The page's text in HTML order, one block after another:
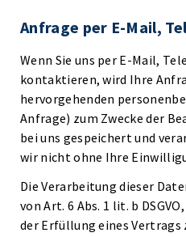
Anfrage per E-Mail,
Wenn Sie uns per E-Mail,
kontaktieren, wird Ihre
hervorgehenden
Anfrage) zum Zwecke der
bei uns gespeichert und
wir nicht ohne Ihre
Die Verarbeitung dieser
von Art. 6 Abs. 1 lit. b
der Erfüllung eines